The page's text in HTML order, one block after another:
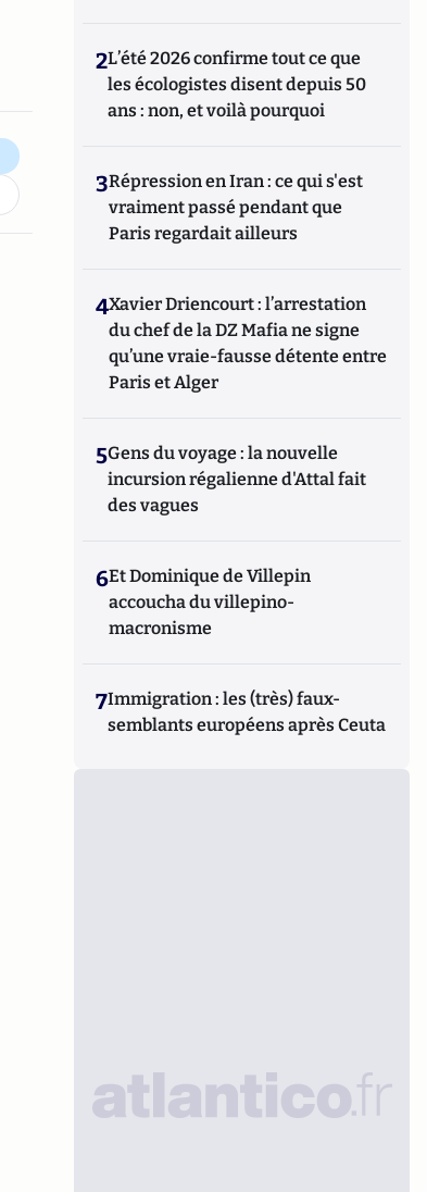
2L’été 2026 confirme tout ce que
les écologistes disent depuis 50
ans : non, et voilà pourquoi
3Répression en Iran : ce qui s'est
vraiment passé pendant que
Paris regardait ailleurs
4Xavier Driencourt : l’arrestation
du chef de la DZ Mafia ne signe
qu’une vraie-fausse détente entre
Paris et Alger
5Gens du voyage : la nouvelle
incursion régalienne d'Attal fait
des vagues
6Et Dominique de Villepin
accoucha du villepino-
macronisme
7Immigration : les (très) faux-
semblants européens après Ceuta